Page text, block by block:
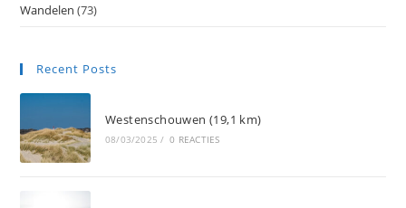
Wandelen (73)
Recent Posts
Westenschouwen (19,1 km)
08/03/2025 / 0 REACTIES